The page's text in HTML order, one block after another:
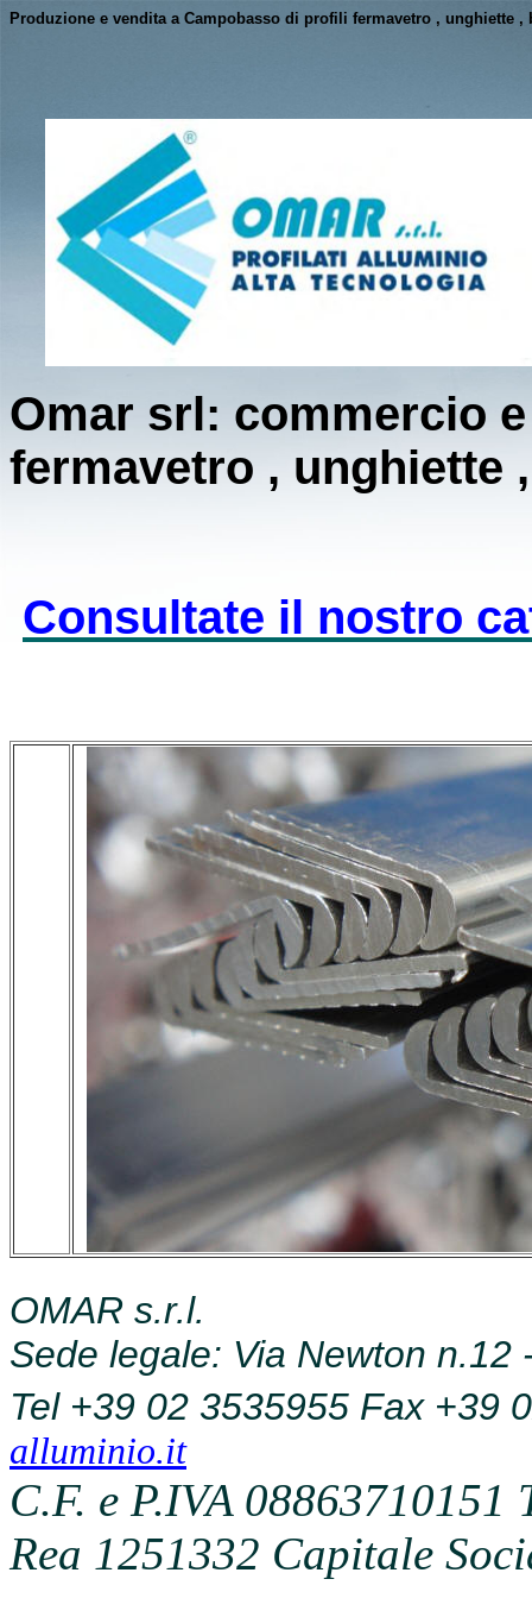
Produzione e vendita a Campobasso di profili fermavetro , unghiette
Omar srl: commercio
fermavetro , unghiette
Consultate il nostro
OMAR s.r.l.
Sede legale: Via Newton
Tel +39 02 3535955 Fax +39
alluminio.it
C.F. e P.IVA
Rea 1251332 Capitale